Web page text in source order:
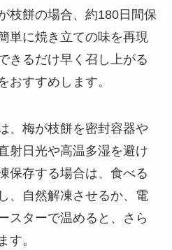
枝餅の場合、約180日間保
単に焼き立ての味を再現
きるだけ早く召し上がる
おすすめします。
、梅が枝餅を密封容器や
射日光や高温多湿を避け
保存する場合は、食べる
、自然解凍させるか、電
スターで温めると、さら
す。